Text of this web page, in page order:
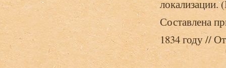
локализации.
Составлена
1834 году //